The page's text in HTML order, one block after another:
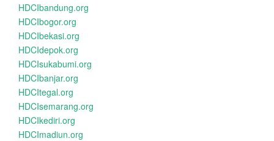
HDCIbandung.org
HDCIbogor.org
HDCIbekasi.org
HDCIdepok.org
HDCIsukabumi.org
HDCIbanjar.org
HDCItegal.org
HDCIsemarang.org
HDCIkediri.org
HDCImadiun.org